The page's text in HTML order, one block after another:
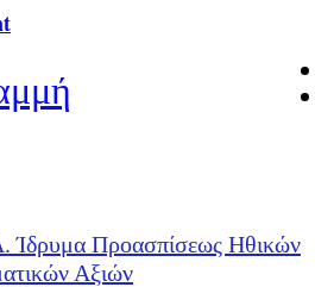
Προασπίσεως Ηθικών
Αξιών